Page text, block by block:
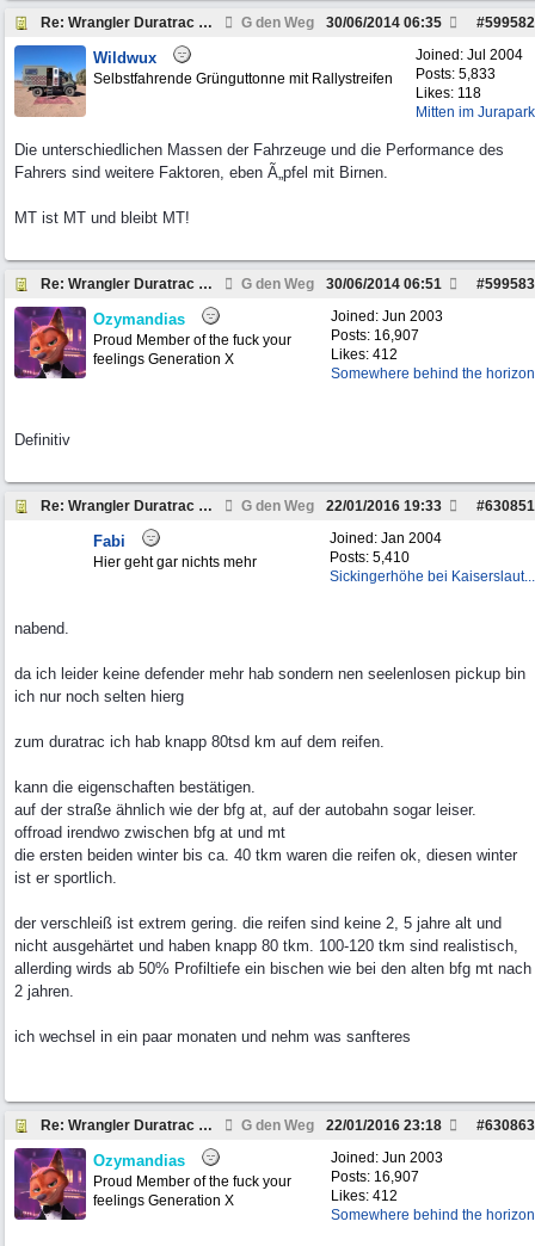
Re: Wrangler Duratrac Rezension G den Weg #599582
30/06/2014 06:35
Joined: Jul 2004
Posts: 5,833
Likes: 118
Mitten im Jurapark
Wildwux
Selbstfahrende Grünguttonne mit Rallystreifen
Die unterschiedlichen Massen der Fahrzeuge und die Performance des
Fahrers sind weitere Faktoren, eben Ã„pfel mit Birnen.
MT ist MT und bleibt MT!
Re: Wrangler Duratrac Rezension G den Weg #599583
30/06/2014 06:51
Joined: Jun 2003
Posts: 16,907
Likes: 412
Somewhere behind the horizon
Ozymandias
Proud Member of the fuck your
feelings Generation X
Definitiv
Re: Wrangler Duratrac Rezension G den Weg #630851
22/01/2016 19:33
Joined: Jan 2004
Posts: 5,410
Sickingerhöhe bei Kaiserslaut...
Fabi
Hier geht gar nichts mehr
nabend.
da ich leider keine defender mehr hab sondern nen seelenlosen pickup bin
ich nur noch selten hierg
zum duratrac ich hab knapp 80tsd km auf dem reifen.
kann die eigenschaften bestätigen.
auf der straße ähnlich wie der bfg at, auf der autobahn sogar leiser.
offroad irendwo zwischen bfg at und mt
die ersten beiden winter bis ca. 40 tkm waren die reifen ok, diesen winter
ist er sportlich.
der verschleiß ist extrem gering. die reifen sind keine 2, 5 jahre alt und
nicht ausgehärtet und haben knapp 80 tkm. 100-120 tkm sind realistisch,
allerding wirds ab 50% Profiltiefe ein bischen wie bei den alten bfg mt nach
2 jahren.
ich wechsel in ein paar monaten und nehm was sanfteres
Re: Wrangler Duratrac Rezension G den Weg #630863
22/01/2016 23:18
Joined: Jun 2003
Posts: 16,907
Likes: 412
Somewhere behind the horizon
Ozymandias
Proud Member of the fuck your
feelings Generation X